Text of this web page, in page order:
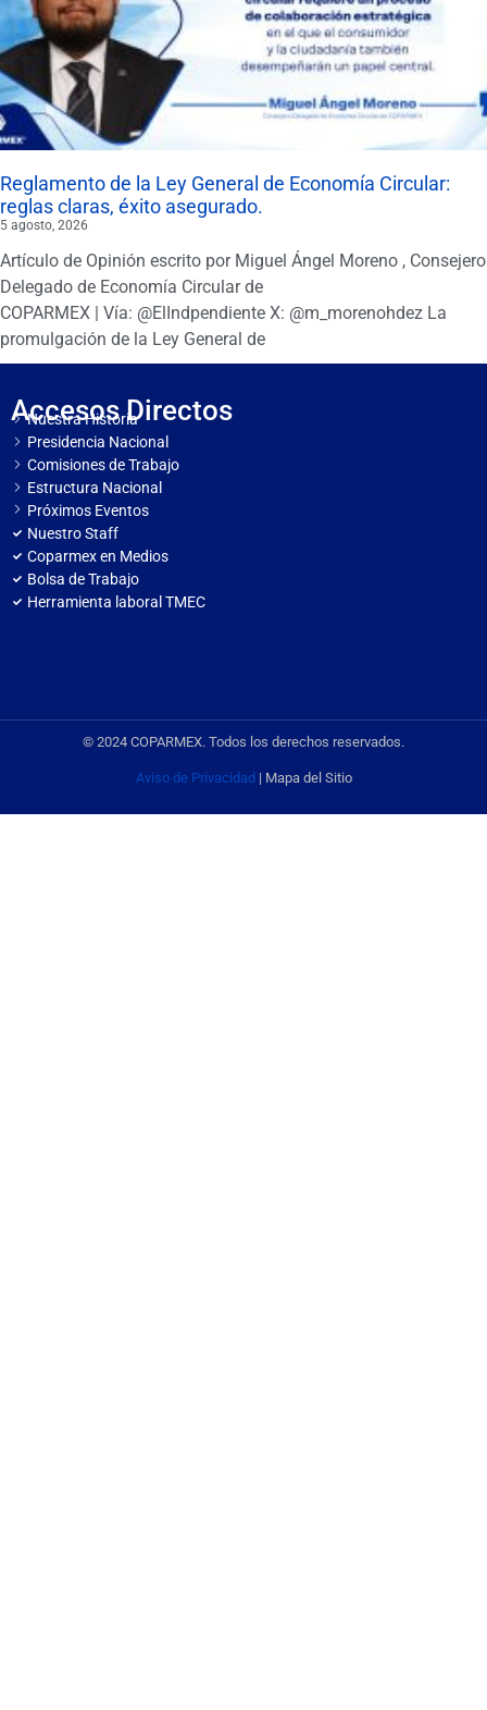
Reglamento de la Ley General de Economía Circular:
reglas claras, éxito asegurado.
5 agosto, 2026
Artículo de Opinión escrito por Miguel Ángel Moreno , Consejero
Delegado de Economía Circular de
COPARMEX | Vía: @ElIndpendiente X: @m_morenohdez La
promulgación de la Ley General de
Accesos Directos
Nuestra Historia
Presidencia Nacional
Comisiones de Trabajo
Estructura Nacional
Próximos Eventos
Nuestro Staff
Coparmex en Medios
Bolsa de Trabajo
Herramienta laboral TMEC
© 2024 COPARMEX. Todos los derechos reservados.
Aviso de Privacidad| Mapa del Sitio